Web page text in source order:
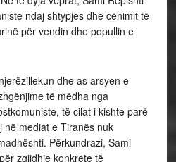
ndaj shtypjes dhe cënimit të
për vendin dhe popullin e
dhe as arsyen e
të mëdha nga
të cilat i kishte parë
në mediat e Tiranës nuk
Përkundrazi, Sami
zgjidhje konkrete të